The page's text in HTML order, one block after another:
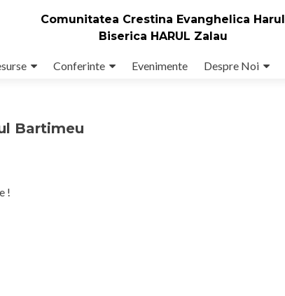
Comunitatea Crestina Evanghelica Harul
Biserica HARUL Zalau
Conferinte Evenimente Despre Noi
Bartimeu
!